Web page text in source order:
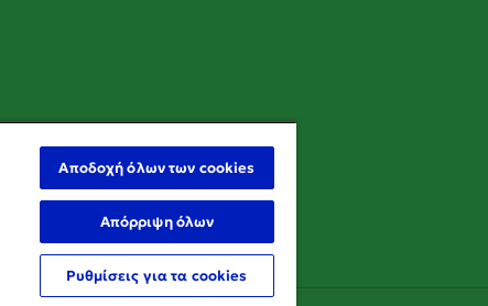
Αποδοχή όλων των cookies
Απόρριψη όλων
Ρυθμίσεις για τα cookies